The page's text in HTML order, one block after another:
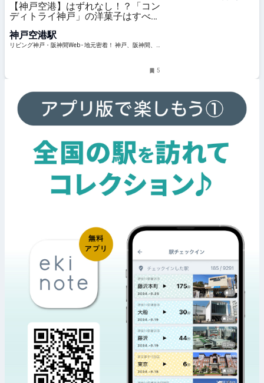
【神戸空港】はずれなし！？「コン
ディトライ神戸」の洋菓子はすべて
神戸空港駅
リビング神戸・阪神間Web - 地元密着！ 神戸、阪神間、
5